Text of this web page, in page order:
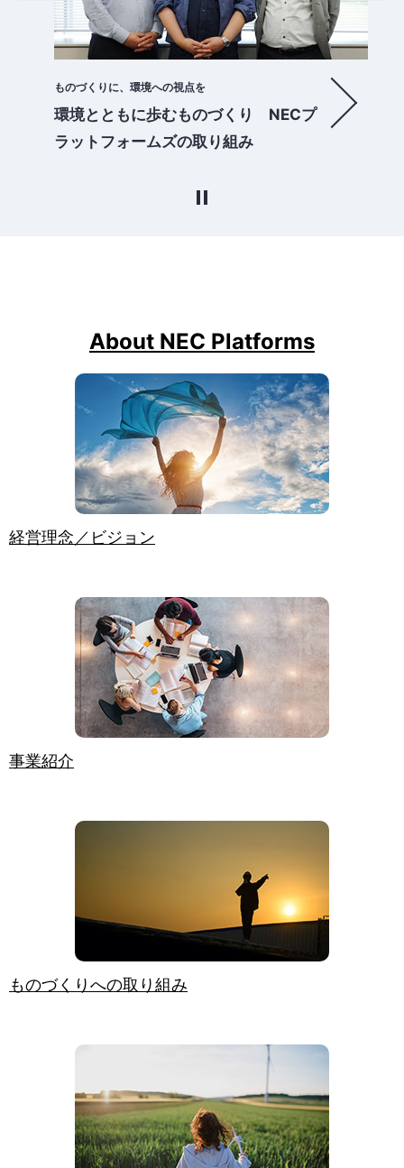
ものづくりに、環境への視点を
環境とともに歩むものづくり NECプ
ラットフォームズの取り組み
About NEC Platforms
経営理念／ビジョン
事業紹介
ものづくりへの取り組み